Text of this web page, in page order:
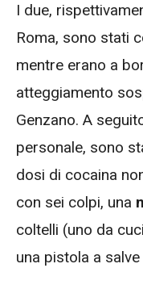
I due,
Roma, sono stati
mentre erano a
atteggiamento
Genzano. A
personale, sono
dosi di cocaina
con sei colpi, una
coltelli (uno da
una pistola a